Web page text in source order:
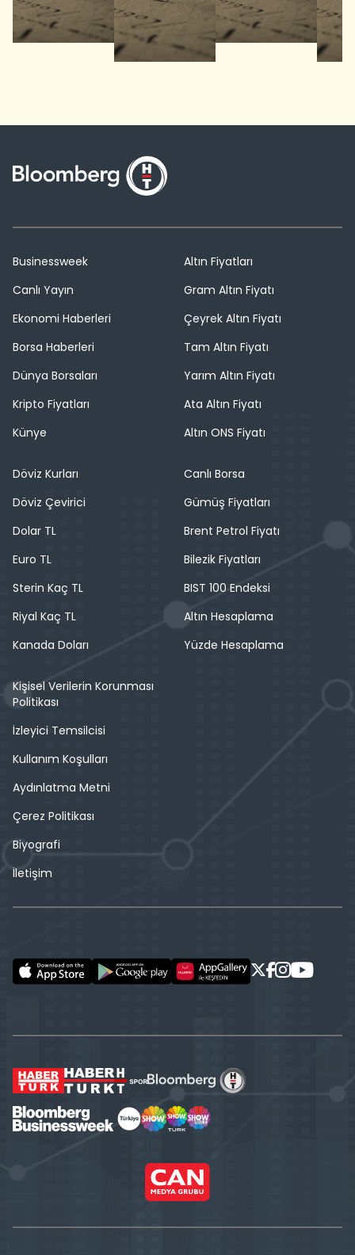
Businessweek
Canlı Yayın
Ekonomi Haberleri
Borsa Haberleri
Dünya Borsaları
Kripto Fiyatları
Künye
Altın Fiyatları
Gram Altın Fiyatı
Çeyrek Altın Fiyatı
Tam Altın Fiyatı
Yarım Altın Fiyatı
Ata Altın Fiyatı
Altın ONS Fiyatı
Döviz Kurları
Döviz Çevirici
Dolar TL
Euro TL
Sterin Kaç TL
Riyal Kaç TL
Kanada Doları
Canlı Borsa
Gümüş Fiyatları
Brent Petrol Fiyatı
Bilezik Fiyatları
BIST 100 Endeksi
Altın Hesaplama
Yüzde Hesaplama
Kişisel Verilerin Korunması
Politikası
İzleyici Temsilcisi
Kullanım Koşulları
Aydınlatma Metni
Çerez Politikası
Biyografi
İletişim